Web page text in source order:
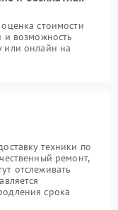
стоимости
и возможность
или онлайн на
техники по
ремонт,
отслеживать
срока